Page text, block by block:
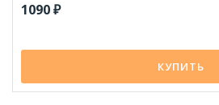
1090 ₽
КУПИТЬ